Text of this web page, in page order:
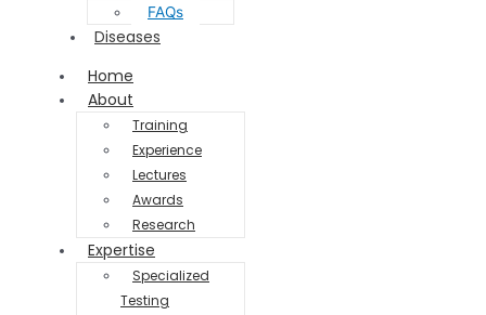
FAQs
Diseases
Home
About
Training
Experience
Lectures
Awards
Research
Expertise
Specialized
Testing